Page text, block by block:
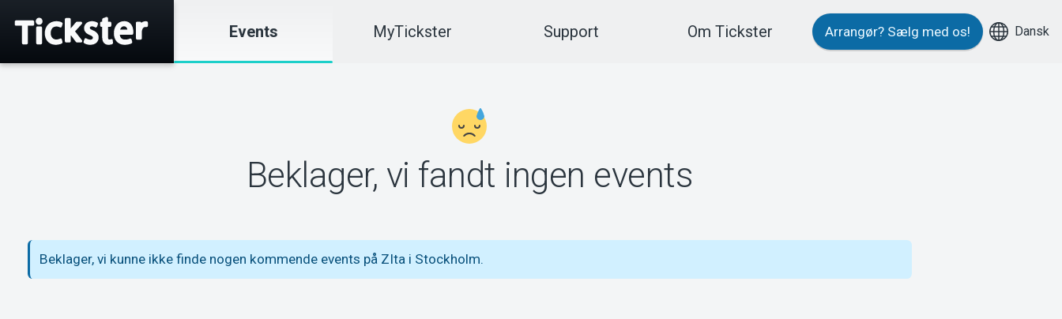
Events MyTickster Support Om Tickster Arrangør? Sælg med os! Dansk
Beklager, vi fandt ingen events
Beklager, vi kunne ikke finde nogen kommende events på ZIta i Stockholm.